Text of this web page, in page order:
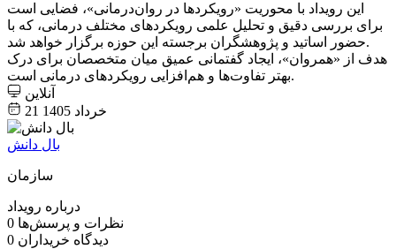
این رویداد با محوریت «رویکردها در روان‌درمانی»، فضایی است
برای بررسی دقیق و تحلیل علمی رویکردهای مختلف درمانی، که با
حضور اساتید و پژوهشگران برجسته این حوزه برگزار خواهد شد.
هدف از «همروان»، ایجاد گفتمانی عمیق میان متخصصان برای درک
بهتر تفاوت‌ها و هم‌افزایی رویکردهای درمانی است.
آنلاین
21 خرداد 1405
بال دانش
سازمان
درباره رویداد
نظرات و پرسش‌ها 0
دیدگاه خریداران 0